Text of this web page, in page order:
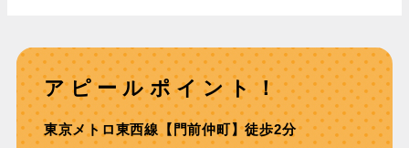
アピールポイント！
東京メトロ東⻄線【⾨前仲町】徒歩2分